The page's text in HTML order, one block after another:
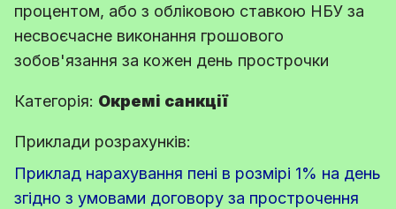
процентом, або з обліковою ставкою НБУ за
несвоєчасне виконання грошового
зобов'язання за кожен день прострочки
Категорія: Окремі санкції
Приклади розрахунків:
Приклад нарахування пені в розмірі 1% на день
згідно з умовами договору за прострочення